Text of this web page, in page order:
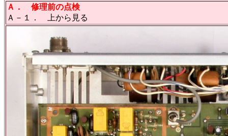
Ａ． 修理前の点検
Ａ－１． 上から見る